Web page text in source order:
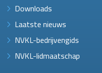
Downloads
Laatste nieuws
NVKL-bedrijvengids
NVKL-lidmaatschap